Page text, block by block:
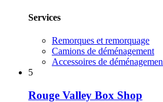
Services
Remorques et remorquage
Camions de déménagement
Accessoires de
5
Rouge Valley Box Shop